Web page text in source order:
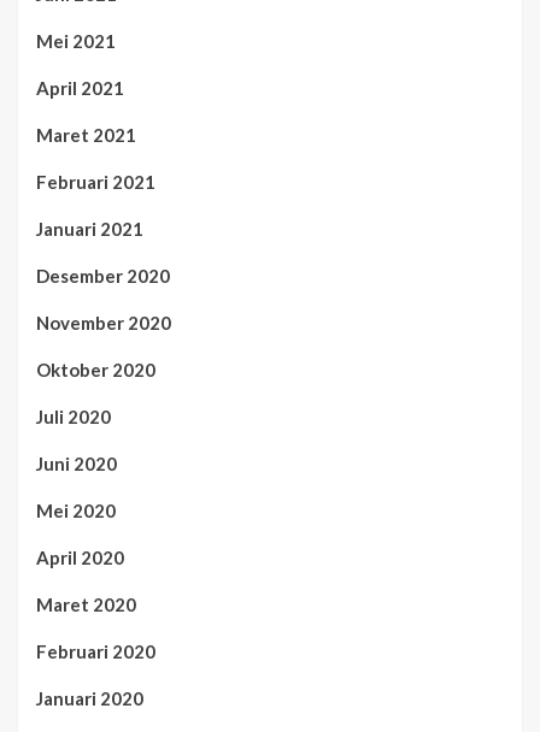
Mei 2021
April 2021
Maret 2021
Februari 2021
Januari 2021
Desember 2020
November 2020
Oktober 2020
Juli 2020
Juni 2020
Mei 2020
April 2020
Maret 2020
Februari 2020
Januari 2020